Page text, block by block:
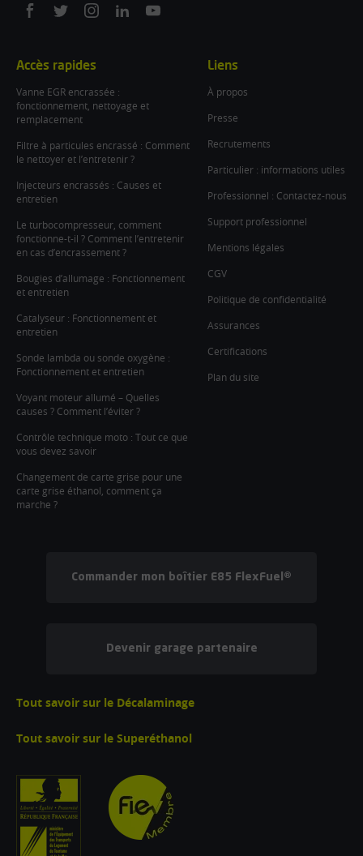
On
On
On
On
On
Accès rapides
Vanne EGR encrassée :
fonctionnement, nettoyage et
remplacement
Filtre à particules encrassé : Comment
le nettoyer et l’entretenir ?
Injecteurs encrassés : Causes et
entretien
Le turbocompresseur, comment
fonctionne-t-il ? Comment l’entretenir
en cas d’encrassement ?
Bougies d’allumage : Fonctionnement
et entretien
Catalyseur : Fonctionnement et
entretien
Sonde lambda ou sonde oxygène :
Fonctionnement et entretien
Voyant moteur allumé – Quelles
causes ? Comment l’éviter ?
Contrôle technique moto : Tout ce que
vous devez savoir
Changement de carte grise pour une
carte grise éthanol, comment ça
marche ?
Liens
À propos
Presse
Recrutements
Particulier : informations utiles
Professionnel : Contactez-nous
Support professionnel
Mentions légales
CGV
Politique de confidentialité
Assurances
Certifications
Plan du site
Commander mon boîtier E85 FlexFuel®
Devenir garage partenaire
Tout savoir sur le Décalaminage
Tout savoir sur le Superéthanol